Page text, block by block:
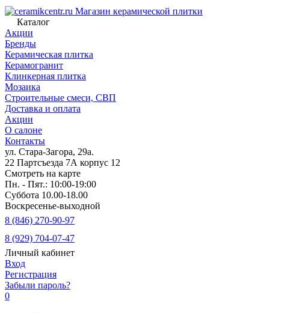
Магазин керамической плитки
Каталог
Акции
Бренды
Керамическая плитка
Керамогранит
Клинкерная плитка
Мозаика
Строительные смеси, СВП
Доставка и оплата
Акции
О салоне
Контакты
ул. Стара-Загора, 29а.
22 Партсъезда 7А корпус 12
Смотреть на карте
Пн. - Пят.: 10:00-19:00
Суббота 10.00-18.00
Воскресенье-выходной
8 (846) 270-90-97
8 (929) 704-07-47
Личный кабинет
Вход
Регистрация
Забыли пароль?
0